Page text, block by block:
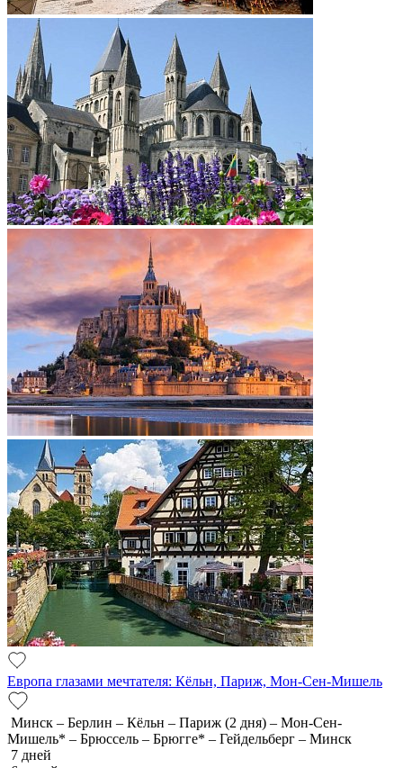
Европа глазами мечтателя: Кёльн, Париж, Мон-Сен-Мишель
Минск – Берлин – Кёльн – Париж (2 дня) – Мон-Сен-
Мишель* – Брюссель – Брюгге* – Гейдельберг – Минск
7 дней